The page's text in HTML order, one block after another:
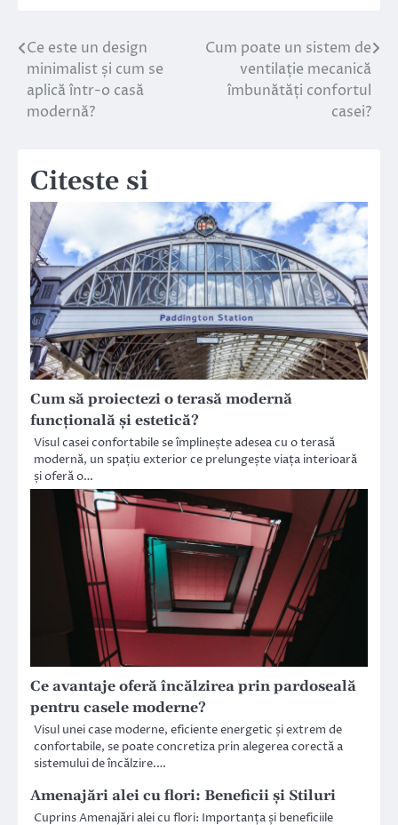
Navigare
în
articole
Ce este un design
minimalist și cum se
aplică într-o casă
modernă?
Cum poate un sistem de
ventilație mecanică
îmbunătăți confortul
casei?
Citeste si
Cum să proiectezi o terasă modernă
funcțională și estetică?
Visul casei confortabile se împlinește adesea cu o terasă
modernă, un spațiu exterior ce prelungește viața interioară
și oferă o…
Ce avantaje oferă încălzirea prin pardoseală
pentru casele moderne?
Visul unei case moderne, eficiente energetic și extrem de
confortabile, se poate concretiza prin alegerea corectă a
sistemului de încălzire.…
Amenajări alei cu flori: Beneficii și Stiluri
Cuprins Amenajări alei cu flori: Importanța și beneficiile